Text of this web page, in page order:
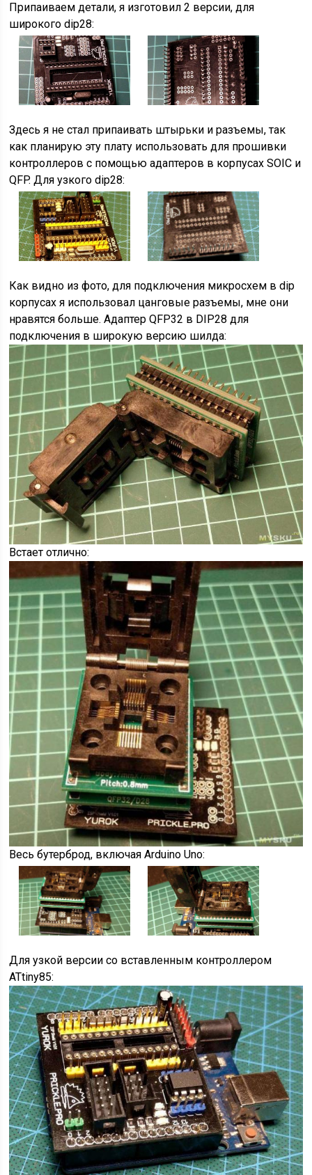
Припаиваем детали, я изготовил 2 версии, для
широкого dip28:
Здесь я не стал припаивать штырьки и разъемы, так
как планирую эту плату использовать для прошивки
контроллеров с помощью адаптеров в корпусах SOIC и
QFP. Для узкого dip28:
Как видно из фото, для подключения микросхем в dip
корпусах я использовал цанговые разъемы, мне они
нравятся больше. Адаптер QFP32 в DIP28 для
подключения в широкую версию шилда:
Встает отлично:
Весь бутерброд, включая Arduino Uno:
Для узкой версии со вставленным контроллером
ATtiny85: